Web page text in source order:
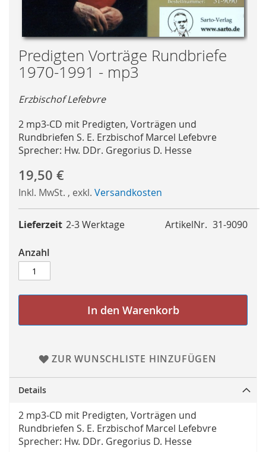
Skip
to
the
of
images
gallery
Predigten Vorträge Rundbriefe
1970-1991 - mp3
Erzbischof Lefebvre
2 mp3-CD mit Predigten, Vorträgen und
Rundbriefen S. E. Erzbischof Marcel Lefebvre
Sprecher: Hw. DDr. Gregorius D. Hesse
19,50 €
Inkl. MwSt. , exkl. Versandkosten
ArtikelNr. 31-9090
Lieferzeit 2-3 Werktage
Anzahl
In den Warenkorb
ZUR WUNSCHLISTE HINZUFÜGEN
Details
2 mp3-CD mit Predigten, Vorträgen und
Rundbriefen S. E. Erzbischof Marcel Lefebvre
Sprecher: Hw. DDr. Gregorius D. Hesse